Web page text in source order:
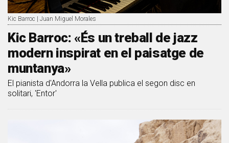
Kic Barroc | Juan Miguel Morales
Kic Barroc: «És un treball de jazz
modern inspirat en el paisatge de
muntanya»
El pianista d'Andorra la Vella publica el segon disc en
solitari, 'Entor'